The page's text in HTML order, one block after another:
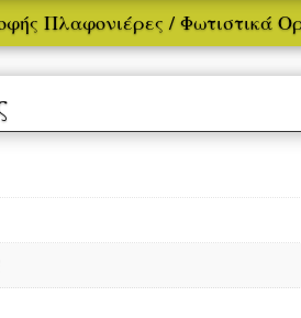
Πλαφονιέρες / Φωτιστικά